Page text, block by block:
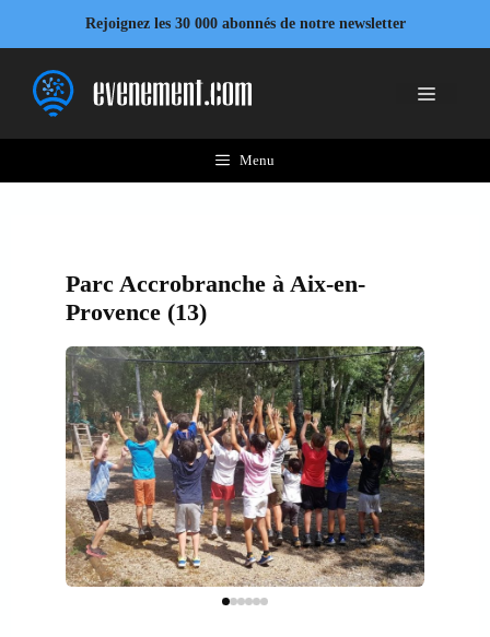
contenu
Rejoignez les 30 000 abonnés de notre newsletter
Menu
Menu
Parc Accrobranche à Aix-en-
Provence (13)